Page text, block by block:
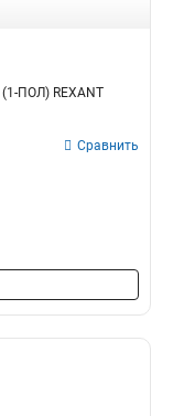
ПОЛ) REXANT
Сравнить